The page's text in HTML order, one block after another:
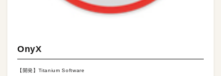
OnyX
【開発】Titanium Software